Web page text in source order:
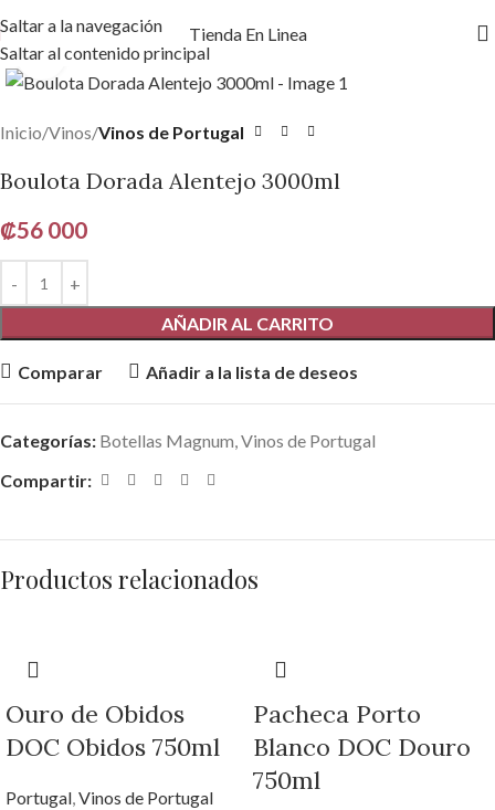
Saltar a la navegación
Saltar al contenido principal
Tienda En Linea
Haga clic para ampliar
Inicio Vinos Vinos de Portugal
Boulota Dorada Alentejo 3000ml
₡56 000
AÑADIR AL CARRITO
Comparar Añadir a la lista de deseos
Categorías: Botellas Magnum,Vinos de Portugal
Compartir:
Productos relacionados
Ouro de Obidos
DOC Obidos 750ml
Portugal,Vinos de Portugal
Pacheca Porto
Blanco DOC Douro
750ml